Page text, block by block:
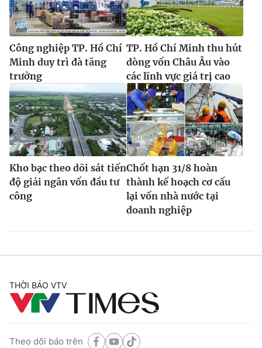
Công nghiệp TP. Hồ Chí
Minh duy trì đà tăng
trưởng
TP. Hồ Chí Minh thu hút
dòng vốn Châu Âu vào
các lĩnh vực giá trị cao
Kho bạc theo dõi sát tiến
độ giải ngân vốn đầu tư
công
Chốt hạn 31/8 hoàn
thành kế hoạch cơ cấu
lại vốn nhà nước tại
doanh nghiệp
THỜI BÁO VTV
Theo dõi báo trên